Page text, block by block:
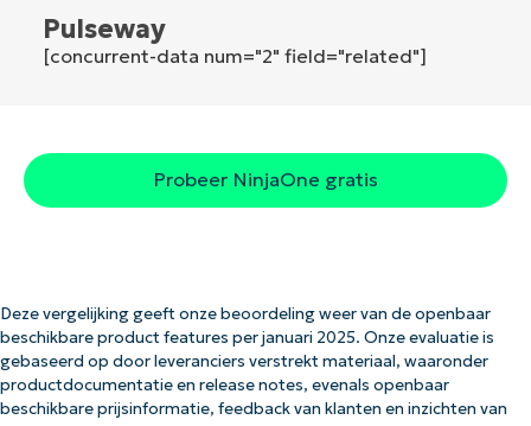
Pulseway
[concurrent-data num="2" field="related"]
Probeer NinjaOne gratis
Deze vergelijking geeft onze beoordeling weer van de openbaar
beschikbare product features per januari 2025. Onze evaluatie is
gebaseerd op door leveranciers verstrekt materiaal, waaronder
productdocumentatie en release notes, evenals openbaar
beschikbare prijsinformatie, feedback van klanten en inzichten van